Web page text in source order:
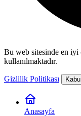
Bu web sitesinde en iyi
kullanılmaktadır.
Gizlilik Politikası Kabul
Anasayfa